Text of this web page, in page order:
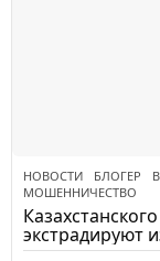
НОВОСТИ БЛОГЕР ,
МОШЕННИЧЕСТВО
экстрадируют